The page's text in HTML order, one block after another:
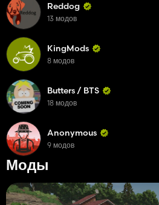
Моды
Reddog
13 модов
KingMods
8 модов
Butters / BTS
18 модов
Anonymous
9 модов